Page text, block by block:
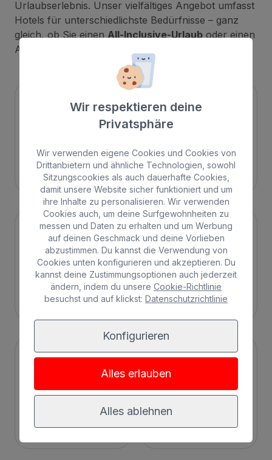
Urlaubserlebnis. Unser vielfältiges Angebot umfasst
Hotels für unterschiedlichste Bedürfnisse – ganz
gleich, ob Sie einen All-Inclusive-Urlaub oder einen
Aufenthalt mit
Strand Spa
Stadt All Inclusive
Wir respektieren deine
Privatsphäre
Wir verwenden eigene Cookies und Cookies von
Drittanbietern und ähnliche Technologien, sowohl
Sitzungscookies als auch dauerhafte Cookies,
damit unsere Website sicher funktioniert und um
ihre Inhalte zu personalisieren. Wir verwenden
Cookies auch, um deine Surfgewohnheiten zu
messen und Daten zu erhalten und um Werbung
auf deinen Geschmack und deine Vorlieben
abzustimmen. Du kannst die Verwendung von
Cookies unten konfigurieren und akzeptieren. Du
kannst deine Zustimmungsoptionen auch jederzeit
ändern, indem du unsere Cookie-Richtlinie
besuchst und auf klickst: Datenschutzrichtlinie
Konfigurieren
Alles erlauben
Alles ablehnen